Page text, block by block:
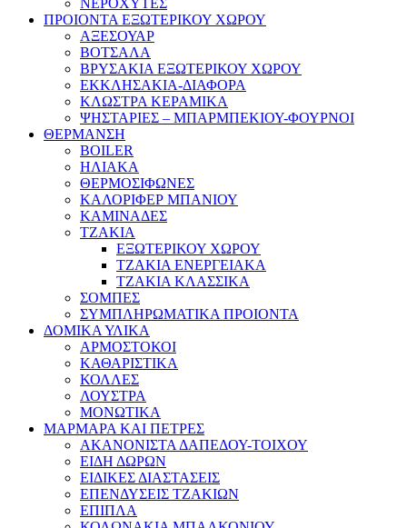
ΝΕΡΟΧΥΤΕΣ
ΠΡΟΙΟΝΤΑ ΕΞΩΤΕΡΙΚΟΥ ΧΩΡΟΥ
ΑΞΕΣΟΥΑΡ
ΒΟΤΣΑΛΑ
ΒΡΥΣΑΚΙΑ ΕΞΩΤΕΡΙΚΟΥ ΧΩΡΟΥ
ΕΚΚΛΗΣΑΚΙΑ-ΔΙΑΦΟΡΑ
ΚΛΩΣΤΡΑ ΚΕΡΑΜΙΚΑ
ΨΗΣΤΑΡΙΕΣ – ΜΠΑΡΜΠΕΚΙΟΥ-ΦΟΥΡΝΟΙ
ΘΕΡΜΑΝΣΗ
BOILER
ΗΛΙΑΚΑ
ΘΕΡΜΟΣΙΦΩΝΕΣ
ΚΑΛΟΡΙΦΕΡ ΜΠΑΝΙΟΥ
ΚΑΜΙΝΑΔΕΣ
ΤΖΑΚΙΑ
ΕΞΩΤΕΡΙΚΟΥ ΧΩΡΟΥ
ΤΖΑΚΙΑ ΕΝΕΡΓΕΙΑΚΑ
ΤΖΑΚΙΑ ΚΛΑΣΣΙΚΑ
ΣΟΜΠΕΣ
ΣΥΜΠΛΗΡΩΜΑΤΙΚΑ ΠΡΟΙΟΝΤΑ
ΔΟΜΙΚΑ ΥΛΙΚΑ
ΑΡΜΟΣΤΟΚΟΙ
ΚΑΘΑΡΙΣΤΙΚΑ
ΚΟΛΛΕΣ
ΛΟΥΣΤΡΑ
ΜΟΝΩΤΙΚΑ
ΜΑΡΜΑΡΑ ΚΑΙ ΠΕΤΡΕΣ
ΑΚΑΝΟΝΙΣΤΑ ΔΑΠΕΔΟΥ-ΤΟΙΧΟΥ
ΕΙΔΗ ΔΩΡΩΝ
ΕΙΔΙΚΕΣ ΔΙΑΣΤΑΣΕΙΣ
ΕΠΕΝΔΥΣΕΙΣ ΤΖΑΚΙΩΝ
ΕΠΙΠΛΑ